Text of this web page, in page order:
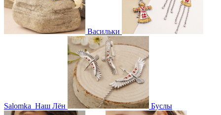
Васильки
Salomka Наш Лён Буслы